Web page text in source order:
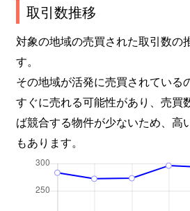
取引数推移
対象の地域の売買された取引数の
す。
その地域が活発に売買されている
すぐに売れる可能性があり、売買
ば競合する物件が少ないため、高
もあります。